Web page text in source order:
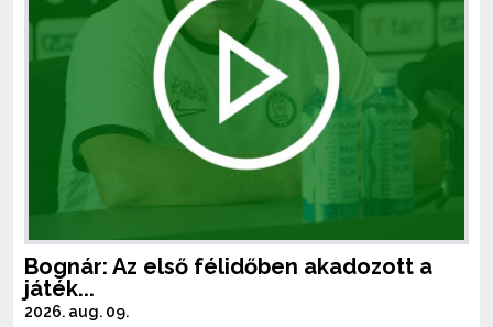
Bognár: Az első félidőben akadozott a
játék...
2026. aug. 09.